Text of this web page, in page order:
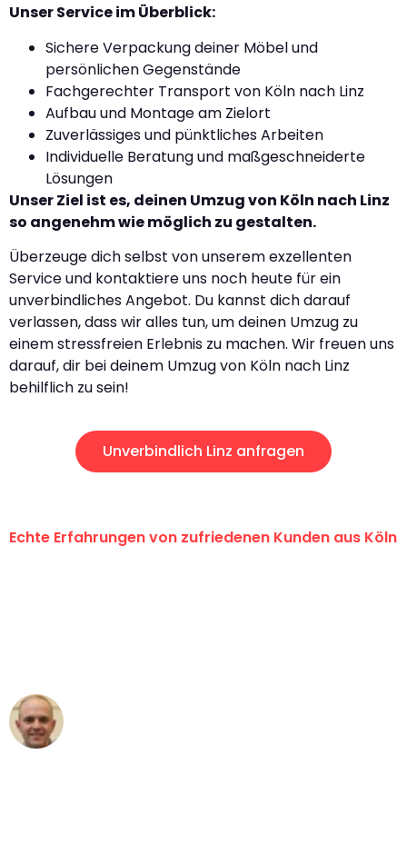
Unser Service im Überblick:
Sichere Verpackung deiner Möbel und
persönlichen Gegenstände
Fachgerechter Transport von Köln nach Linz
Aufbau und Montage am Zielort
Zuverlässiges und pünktliches Arbeiten
Individuelle Beratung und maßgeschneiderte
Lösungen
Unser Ziel ist es, deinen Umzug von Köln nach Linz
so angenehm wie möglich zu gestalten.
Überzeuge dich selbst von unserem exzellenten
Service und kontaktiere uns noch heute für ein
unverbindliches Angebot. Du kannst dich darauf
verlassen, dass wir alles tun, um deinen Umzug zu
einem stressfreien Erlebnis zu machen. Wir freuen uns
darauf, dir bei deinem Umzug von Köln nach Linz
behilflich zu sein!
Unverbindlich Linz anfragen
Echte Erfahrungen von zufriedenen Kunden aus Köln